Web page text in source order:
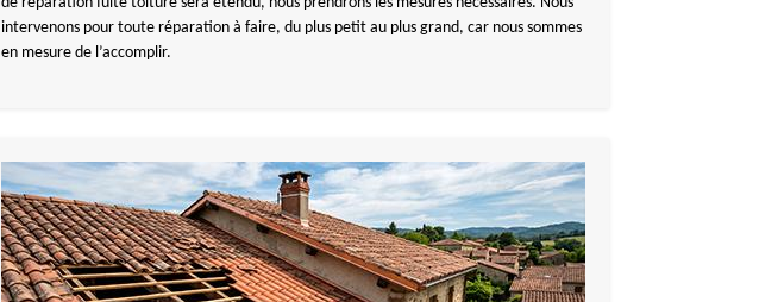
intervenons pour toute réparation à faire, du plus petit au plus grand, car nous sommes
en mesure de l’accomplir.